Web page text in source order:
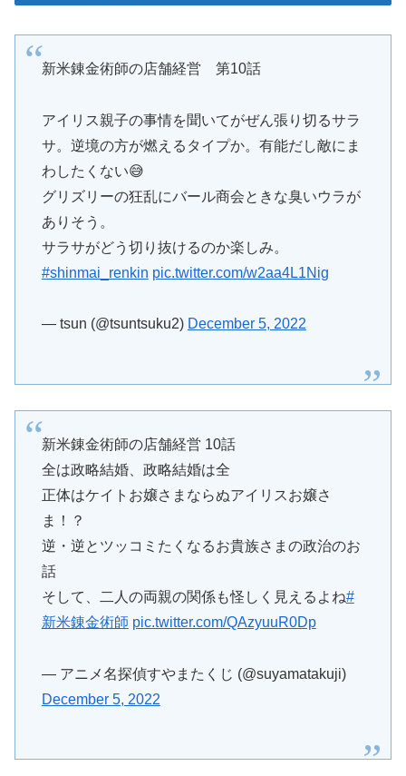
新米錬金術師の店舗経営 第10話
アイリス親子の事情を聞いてがぜん張り切るサラ
サ。逆境の方が燃えるタイプか。有能だし敵にま
わしたくない😅
グリズリーの狂乱にバール商会ときな臭いウラが
ありそう。
サラサがどう切り抜けるのか楽しみ。
#shinmai_renkin pic.twitter.com/w2aa4L1Nig
— tsun (@tsuntsuku2) December 5, 2022
新米錬金術師の店舗経営 10話
全は政略結婚、政略結婚は全
正体はケイトお嬢さまならぬアイリスお嬢さ
ま！？
逆・逆とツッコミたくなるお貴族さまの政治のお
話
そして、二人の両親の関係も怪しく見えるよね#
新米錬金術師 pic.twitter.com/QAzyuuR0Dp
— アニメ名探偵すやまたくじ (@suyamatakuji)
December 5, 2022